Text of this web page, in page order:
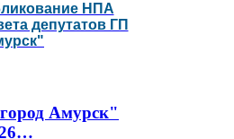
НПА
депутатов ГП
Амурск"